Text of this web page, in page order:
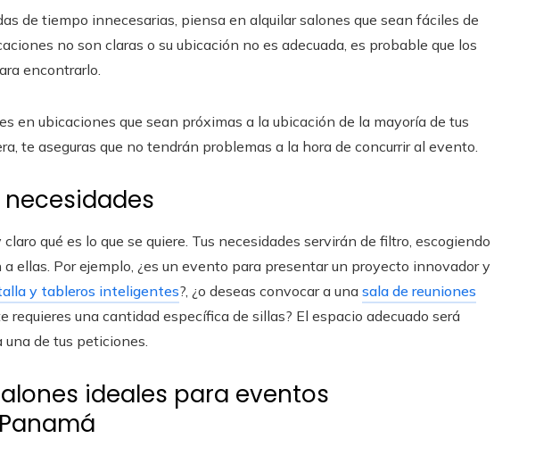
de tiempo innecesarias, piensa en alquilar salones que sean fáciles de
no son claras o su ubicación no es adecuada, es probable que los
encontrarlo.
en ubicaciones que sean próximas a la ubicación de la mayoría de tus
te aseguras que no tendrán problemas a la hora de concurrir al evento.
qué es lo que se quiere. Tus necesidades servirán de filtro, escogiendo
ellas. Por ejemplo, ¿es un evento para presentar un proyecto innovador y
y tableros inteligentes?, ¿o deseas convocar a una sala de reuniones
una cantidad específica de sillas? El espacio adecuado será
una de tus peticiones.
ideales para eventos